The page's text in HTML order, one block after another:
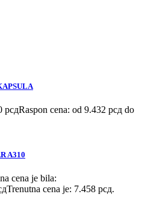
рсдRaspon cena: od 9.432 рсд do
A310
cena je bila:
Trenutna cena je: 7.458 рсд.